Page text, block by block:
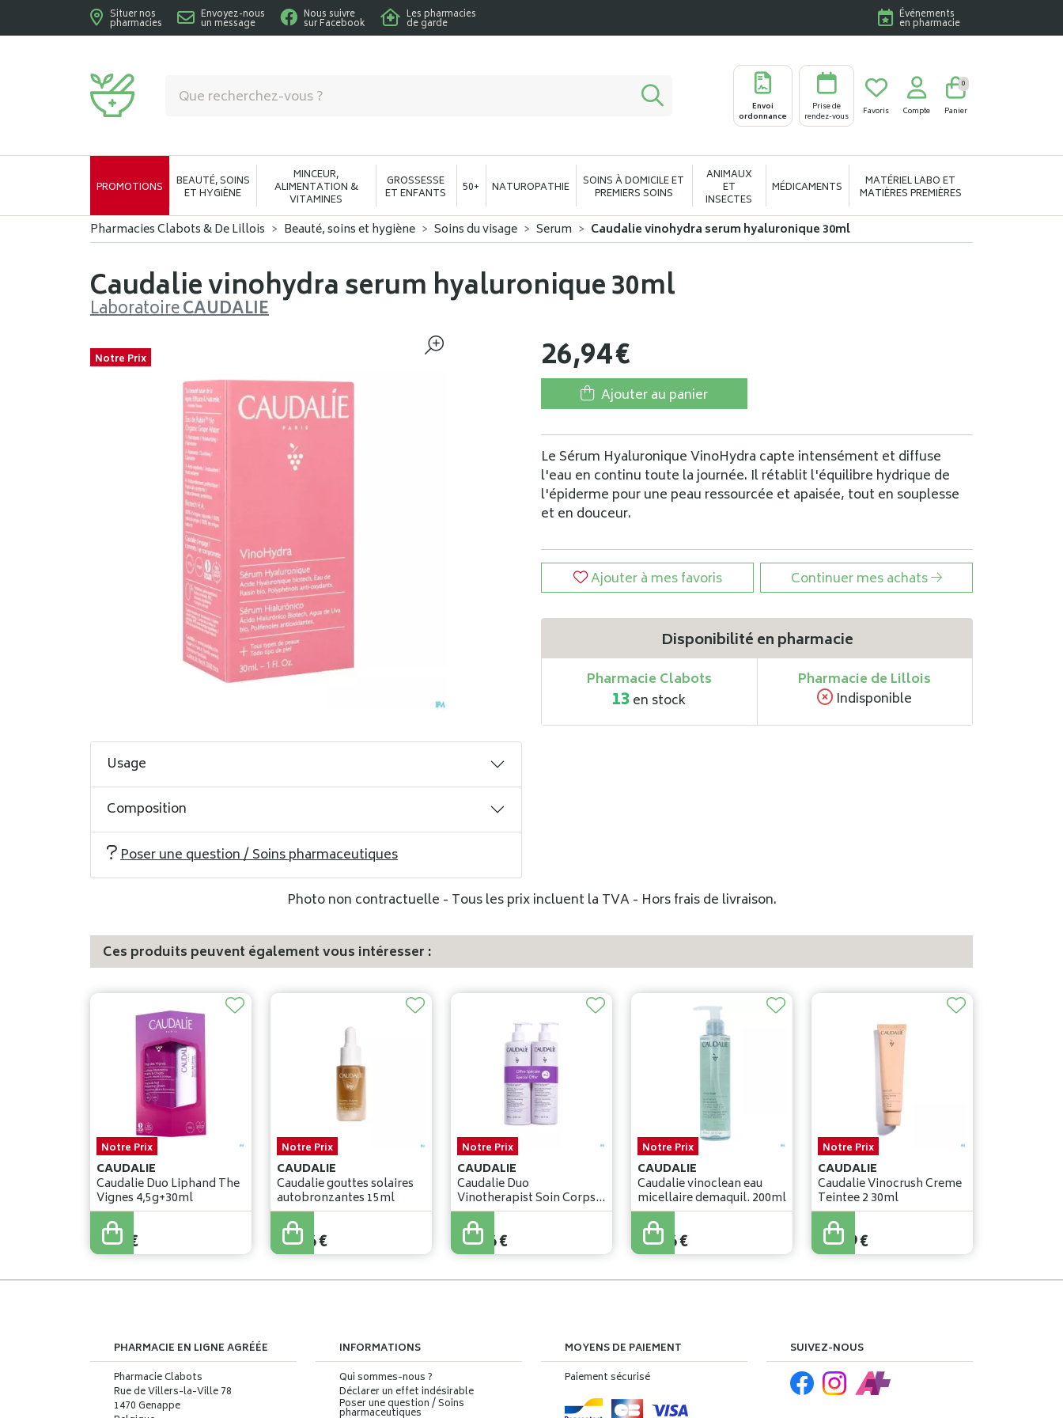
Situer nos
pharmacies
Envoyez-nous
un message
Nous suivre
sur Facebook
Les pharmacies
de garde
Événements
en pharmacie
Envoi
ordonnance
Prise de
rendez-vous
Favoris Compte Panier
0
PROMOTIONS BEAUTÉ, SOINS
ET HYGIÈNE
MINCEUR,
ALIMENTATION &
VITAMINES
GROSSESSE
ET ENFANTS 50+ NATUROPATHIE SOINS À DOMICILE ET
PREMIERS SOINS
ANIMAUX
ET
INSECTES
MÉDICAMENTS MATÉRIEL LABO ET
MATIÈRES PREMIÈRES
Pharmacies Clabots & De Lillois Beauté, soins et hygiène Soins du visage Serum Caudalie vinohydra serum hyaluronique 30ml
Caudalie vinohydra serum hyaluronique 30ml
LaboratoireCAUDALIE
Notre Prix 26,94€
Ajouter au panier
Le Sérum Hyaluronique VinoHydra capte intensément et diffuse
l'eau en continu toute la journée. Il rétablit l'équilibre hydrique de
l'épiderme pour une peau ressourcée et apaisée, tout en souplesse
et en douceur.
Ajouter à mes favoris Continuer mes achats
Disponibilité en pharmacie
Pharmacie Clabots
13en stock
Pharmacie de Lillois
Indisponible
Usage
Composition
Poser une question / Soins pharmaceutiques
Photo non contractuelle - Tous les prix incluent la TVA - Hors frais de livraison.
Ces produits peuvent également vous intéresser :
Notre Prix
CAUDALIE
Caudalie Duo Liphand The
Vignes 4,5g+30ml
8,84 €
Notre Prix
CAUDALIE
Caudalie gouttes solaires
autobronzantes 15ml
17,76€
Notre Prix
CAUDALIE
Caudalie Duo
Vinotherapist Soin Corps
Nourr. 400ml
38,76€
Notre Prix
CAUDALIE
Caudalie vinoclean eau
micellaire demaquil. 200ml
14,96€
Notre Prix
CAUDALIE
Caudalie Vinocrush Creme
Teintee 2 30ml
28,39€
PHARMACIE EN LIGNE AGRÉÉE
Pharmacie Clabots
Rue de Villers-la-Ville 78
1470 Genappe
INFORMATIONS
Qui sommes-nous ?
Déclarer un effet indésirable
Poser une question / Soins
pharmaceutiques
MOYENS DE PAIEMENT
Paiement sécurisé
SUIVEZ-NOUS